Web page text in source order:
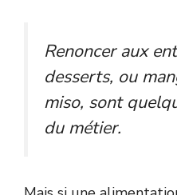
Renoncer aux
desserts, ou
miso, sont
du métier.